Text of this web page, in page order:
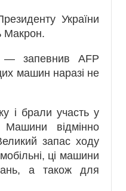
України
Макрон.
— запевнив AFP
машин наразі не
і брали участь у
відмінно
запас ходу
ці машини
а також для